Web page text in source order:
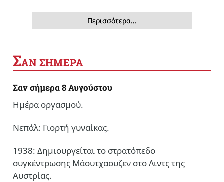
Περισσότερα…
ΣΑΝ ΣΗΜΕΡΑ
Σαν σήμερα 8 Αυγούστου
Ημέρα οργασμού.
Νεπάλ: Γιορτή γυναίκας.
1938: Δημιουργείται το στρατόπεδο
συγκέντρωσης Μάουτχαουζεν στο Λιντς της
Αυστρίας.